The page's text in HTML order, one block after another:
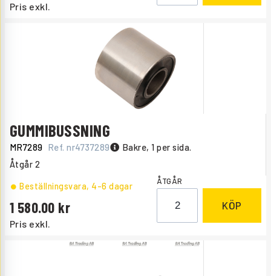
Pris exkl.
GUMMIBUSSNING
MR7289 Ref. nr4737289 Bakre, 1 per sida.
Åtgår 2
Pris exkl.
1 580.00
Beställningsvara, 4-6 dagar ÅTGÅR
KÖP